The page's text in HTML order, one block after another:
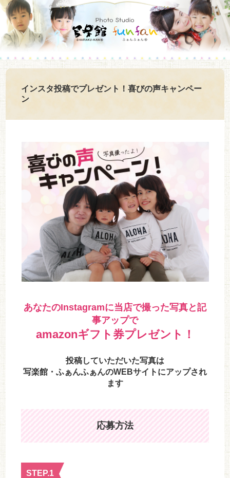
インスタ投稿でプレゼント！喜びの声キャンペー
ン
あなたのInstagramに当店で撮った写真と記
事アップで
amazonギフト券プレゼント！
投稿していただいた写真は
写楽館・ふぁんふぁんのWEBサイトにアップされ
ます
応募方法
STEP.1